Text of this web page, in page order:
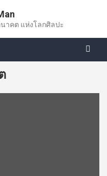
าคต แห่งโลกศิลปะ